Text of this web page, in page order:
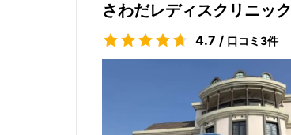
さわだレディスクリニック
4.7 / 口コミ 3件